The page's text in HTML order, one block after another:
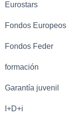
Eurostars
Fondos Europeos
Fondos Feder
formación
Garantía juvenil
I+D+i